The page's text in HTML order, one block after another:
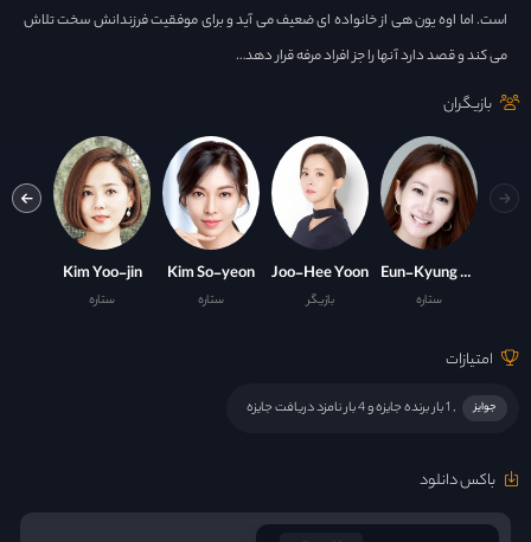
است. اما اوه یون هی از خانواده ای ضعیف می آید و برای موفقیت فرزندانش سخت تلاش
می کند و قصد دارد آنها را جز افراد مرفه قرار دهد…
بازیگران
Eun-Kyung Shin
ستاره
Joo-Hee Yoon
بازیگر
Kim So-yeon
ستاره
Kim Yoo-jin
ستاره
امتیازات
جوایز , 1 بار برنده جایزه و 4 بار نامزد دریافت جایزه
باکس دانلود